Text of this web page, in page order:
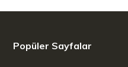
Popüler Sayfalar